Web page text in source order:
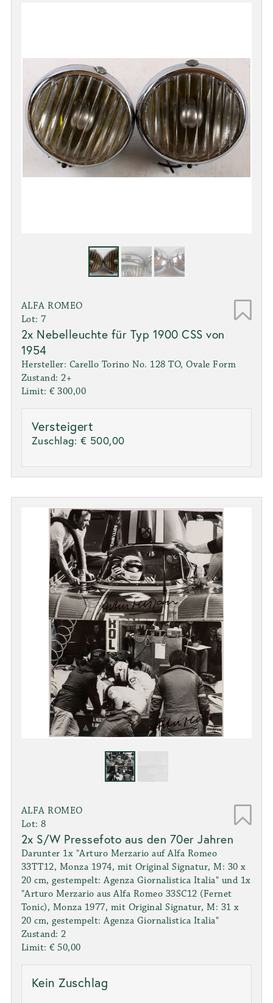
ALFA ROMEO
Lot: 7
2x Nebelleuchte für Typ 1900 CSS von
1954
Hersteller: Carello Torino No. 128 TO, Ovale Form
Zustand: 2+
Limit: € 300,00
Versteigert
Zuschlag: € 500,00
ALFA ROMEO
Lot: 8
2x S/W Pressefoto aus den 70er Jahren
Darunter 1x "Arturo Merzario auf Alfa Romeo
33TT12, Monza 1974, mit Original Signatur, M: 30 x
20 cm, gestempelt: Agenza Giornalistica Italia" und 1x
"Arturo Merzario aus Alfa Romeo 33SC12 (Fernet
Tonic), Monza 1977, mit Original Signatur, M: 31 x
20 cm, gestempelt: Agenza Giornalistica Italia"
Zustand: 2
Limit: € 50,00
Kein Zuschlag